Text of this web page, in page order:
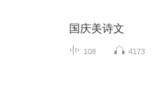
国庆美诗文
108 4173